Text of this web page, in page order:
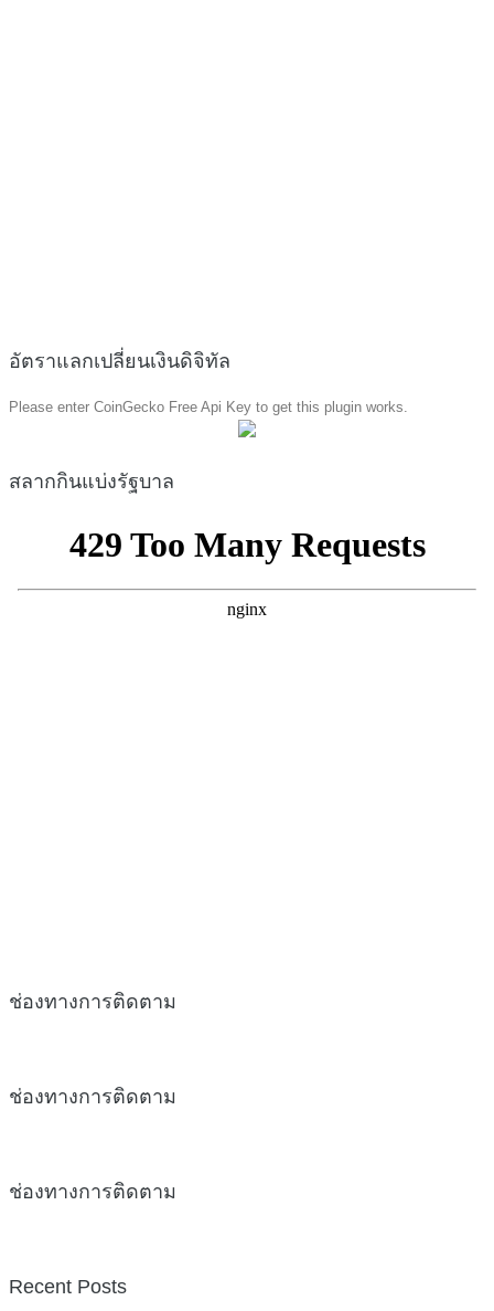
อัตราแลกเปลี่ยนเงินดิจิทัล
Please enter CoinGecko Free Api Key to get this plugin works.
สลากกินแบ่งรัฐบาล
ช่องทางการติดตาม
ช่องทางการติดตาม
ช่องทางการติดตาม
Recent Posts